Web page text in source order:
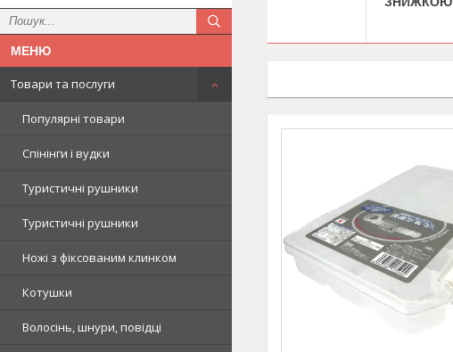
Товари та послуги
Популярні товари
Спінінги і вудки
Туристичні рушники
Туристичні рушники
Ножі з фіксованим клинком
Котушки
Волосінь, шнури, повідці